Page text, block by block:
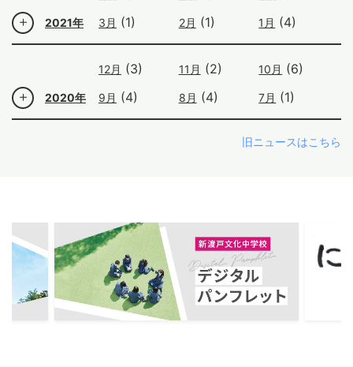
2021年 3月 (1) 2月 (1) 1月 (4)
2020年
12月 (3) 11月 (2) 10月 (6)
9月 (4) 8月 (4) 7月 (1)
旧ニュースはこちら